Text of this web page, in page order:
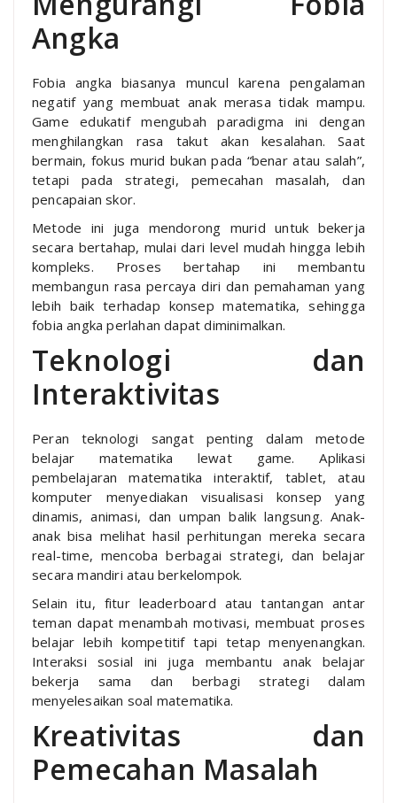
Angka
Fobia angka biasanya muncul karena pengalaman
negatif yang membuat anak merasa tidak mampu.
Game edukatif mengubah paradigma ini dengan
menghilangkan rasa takut akan kesalahan. Saat
bermain, fokus murid bukan pada “benar atau salah”,
tetapi pada strategi, pemecahan masalah, dan
pencapaian skor.
Metode ini juga mendorong murid untuk bekerja
secara bertahap, mulai dari level mudah hingga lebih
kompleks. Proses bertahap ini membantu
membangun rasa percaya diri dan pemahaman yang
lebih baik terhadap konsep matematika, sehingga
fobia angka perlahan dapat diminimalkan.
Teknologi dan
Interaktivitas
Peran teknologi sangat penting dalam metode
belajar matematika lewat game. Aplikasi
pembelajaran matematika interaktif, tablet, atau
komputer menyediakan visualisasi konsep yang
dinamis, animasi, dan umpan balik langsung. Anak-
anak bisa melihat hasil perhitungan mereka secara
real-time, mencoba berbagai strategi, dan belajar
secara mandiri atau berkelompok.
Selain itu, fitur leaderboard atau tantangan antar
teman dapat menambah motivasi, membuat proses
belajar lebih kompetitif tapi tetap menyenangkan.
Interaksi sosial ini juga membantu anak belajar
bekerja sama dan berbagi strategi dalam
menyelesaikan soal matematika.
Kreativitas dan
Pemecahan Masalah